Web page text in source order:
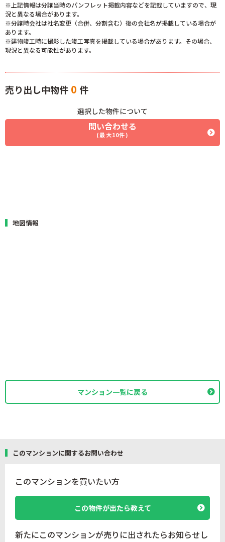
※上記情報は分譲当時のパンフレット掲載内容などを記載していますので、現
況と異なる場合があります。
※分譲時会社は社名変更（合併、分割含む）後の会社名が掲載している場合が
あります。
※建物竣工時に撮影した竣工写真を掲載している場合があります。その場合、
現況と異なる可能性があります。
売り出し中物件 0 件
選択した物件について
問い合わせる
(最大10件)
地図情報
マンション一覧に戻る
このマンションに関するお問い合わせ
このマンションを買いたい方
この物件が出たら教えて
新たにこのマンションが売りに出されたらお知らせし